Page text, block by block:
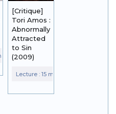
[Critique]
Tori Amos :
Abnormally
Attracted
to Sin
(2009)